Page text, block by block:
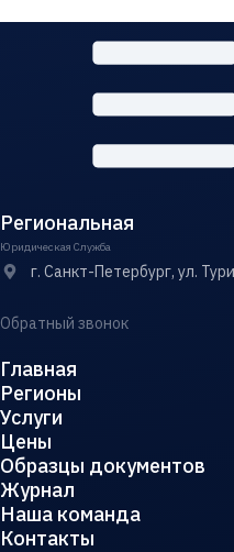
Региональная
Юридическая Служба
г. Санкт-Петербург, ул.
Обратный звонок
Главная
Регионы
Услуги
Цены
Образцы документов
Журнал
Наша команда
Контакты